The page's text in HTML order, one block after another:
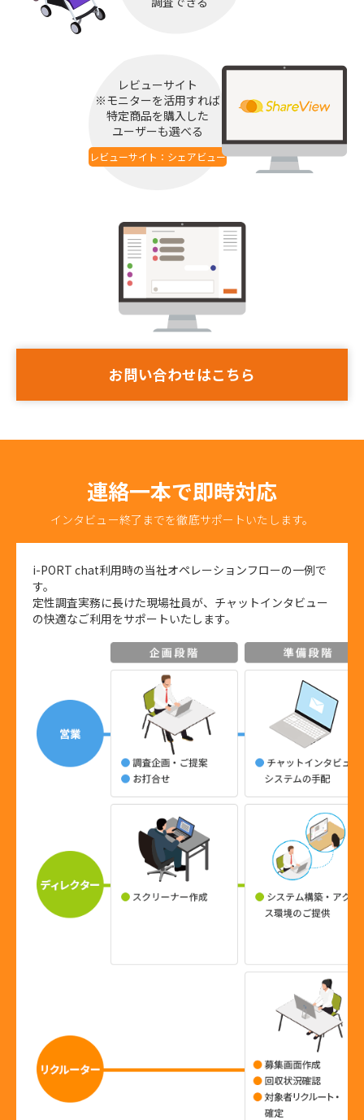
レビューサイト
※モニターを活用すれば
特定商品を購入した
ユーザーも選べる
レビューサイト：シェアビュー
お問い合わせはこちら
連絡一本で即時対応
インタビュー終了までを徹底サポートいたします。
i-PORT chat利用時の当社オペレーションフローの一例で
す。
定性調査実務に長けた現場社員が、チャットインタビュー
の快適なご利用をサポートいたします。